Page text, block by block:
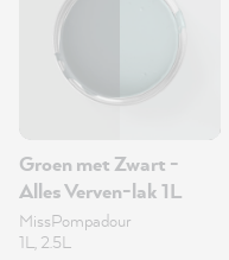
Groen met Zwart -
Alles Verven-lak 1L
MissPompadour
1L, 2.5L